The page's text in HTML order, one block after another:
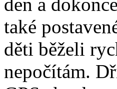
den a
také
děti běželi
nepočítám.